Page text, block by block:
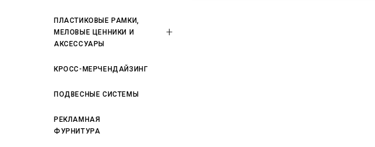
ПЛАСТИКОВЫЕ РАМКИ,
МЕЛОВЫЕ ЦЕННИКИ И
АКСЕССУАРЫ
КРОСС-МЕРЧЕНДАЙЗИНГ
ПОДВЕСНЫЕ СИСТЕМЫ
РЕКЛАМНАЯ
ФУРНИТУРА